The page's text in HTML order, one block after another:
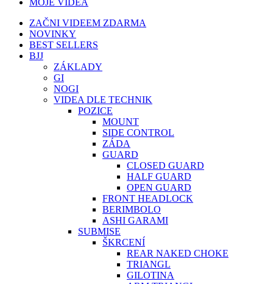
MOJE VIDEA
ZAČNI VIDEEM ZDARMA
NOVINKY
BEST SELLERS
BJJ
ZÁKLADY
GI
NOGI
VIDEA DLE TECHNIK
POZICE
MOUNT
SIDE CONTROL
ZÁDA
GUARD
CLOSED GUARD
HALF GUARD
OPEN GUARD
FRONT HEADLOCK
BERIMBOLO
ASHI GARAMI
SUBMISE
ŠKRCENÍ
REAR NAKED CHOKE
TRIANGL
GILOTINA